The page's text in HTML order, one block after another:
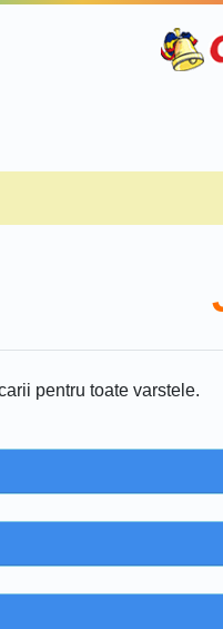
pentru toate varstele.